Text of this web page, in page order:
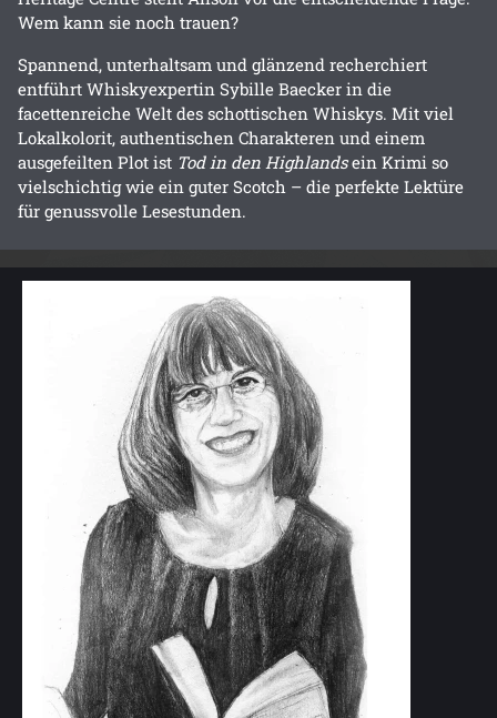
Wem kann sie noch trauen?
Spannend, unterhaltsam und glänzend recherchiert
entführt Whiskyexpertin Sybille Baecker in die
facettenreiche Welt des schottischen Whiskys. Mit viel
Lokalkolorit, authentischen Charakteren und einem
ausgefeilten Plot ist Tod in den Highlandsein Krimi so
vielschichtig wie ein guter Scotch – die perfekte Lektüre
für genussvolle Lesestunden.